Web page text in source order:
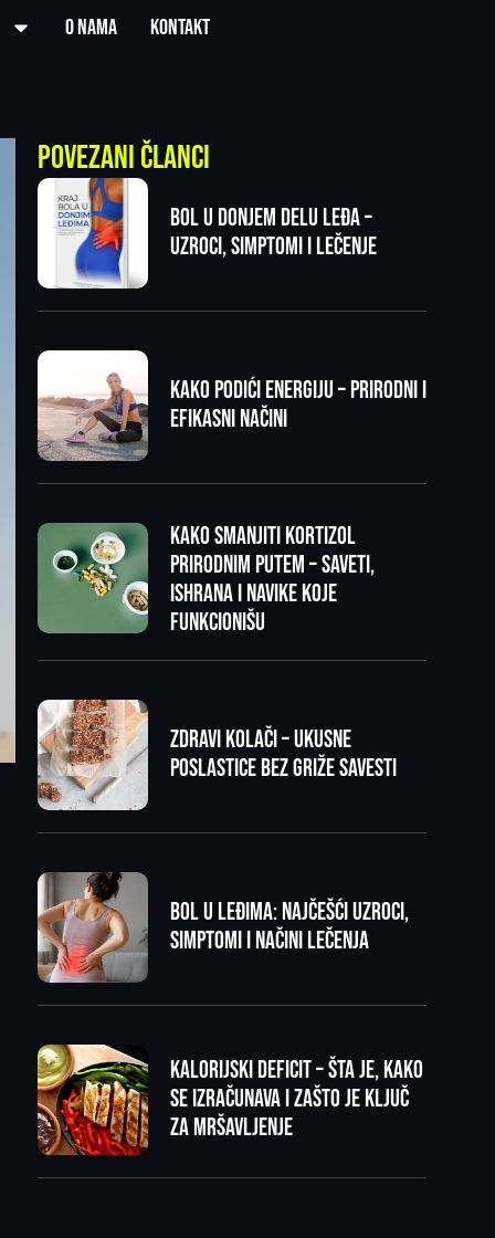
O nama Kontakt
Povezani članci
Bol u donjem delu leđa –
uzroci, simptomi i lečenje
Kako podići energiju – prirodni i
efikasni načini
Kako smanjiti kortizol
prirodnim putem – saveti,
ishrana i navike koje
funkcionišu
Zdravi kolači – ukusne
poslastice bez griže savesti
Bol u leđima: najčešći uzroci,
simptomi i načini lečenja
Kalorijski deficit – šta je, kako
se izračunava i zašto je ključ
za mršavljenje